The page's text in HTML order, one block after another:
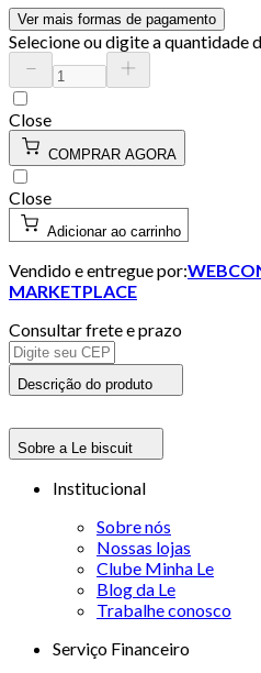
Ver mais formas de pagamento
Selecione ou digite a quantidade
Close
COMPRAR AGORA
Close
Adicionar ao carrinho
Vendido e entregue por:
MARKETPLACE
Consultar frete e prazo
Descrição do produto
Sobre a Le biscuit
Institucional
Sobre nós
Nossas lojas
Clube Minha Le
Blog da Le
Trabalhe conosco
Serviço Financeiro